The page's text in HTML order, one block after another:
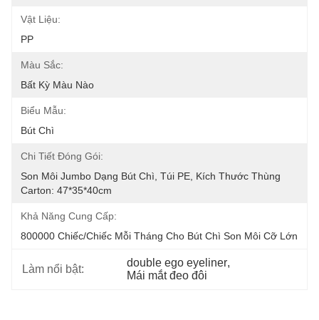
Vật Liệu:
PP
Màu Sắc:
Bất Kỳ Màu Nào
Biểu Mẫu:
Bút Chì
Chi Tiết Đóng Gói:
Son Môi Jumbo Dạng Bút Chì, Túi PE, Kích Thước Thùng
Carton: 47*35*40cm
Khả Năng Cung Cấp:
800000 Chiếc/Chiếc Mỗi Tháng Cho Bút Chì Son Môi Cỡ Lớn
Làm nổi bật:
double ego eyeliner,
Mái mắt đeo đôi